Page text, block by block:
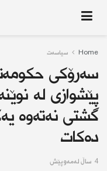
Home سیاسەت
سەرۆکی
پێشوازی لە
گشتی نەتەوە
دەکات
4 ساڵ له‌مه‌وپێش